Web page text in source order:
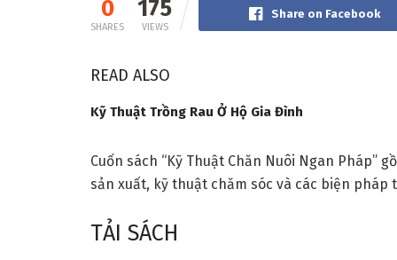
0
SHARES
175
VIEWS
Share on Facebook
READ ALSO
Kỹ Thuật Trồng Rau Ở Hộ Gia Đình
Cuốn sách “Kỹ Thuật Chăn Nuôi Ngan Pháp”
sản xuất, kỹ thuật chăm sóc và các biện
TẢI SÁCH